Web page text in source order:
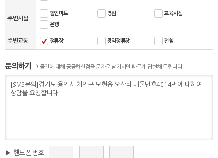
주변시설
할인마트 병원 교육시설
은행
주변교통 정류장 광역정류장 전철
문의하기 이물건에 대해 궁금하신점을 문자로 남기시면 빠르게 답변해 드립니다
▶ 핸드폰번호 - -